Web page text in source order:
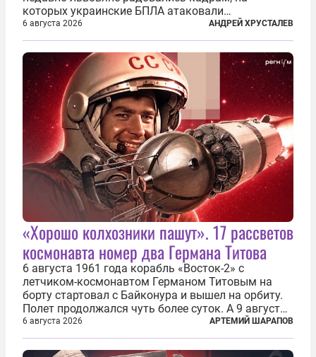
которых украинские БПЛА атаковали
нефтеперерабатывающие предприятия России. В
скором времени оказалось, что в «эту игру можно
играть вдвоем» — российские дроны только за...
6 августа 2026 АНДРЕЙ ХРУСТАЛЕВ
«Хорошо колхозники пашут». 17 рассветов
космонавта номер два Германа Титова
6 августа 1961 года корабль «Восток-2» с
летчиком-космонавтом Германом Титовым на
борту стартовал с Байконура и вышел на орбиту.
Полет продолжался чуть более суток. А 9 августа
второй человек в космосе получил звезду Героя
Советского Союза и орден Ленина. Миссия Титова
зачастую находится несколько...
6 августа 2026 АРТЕМИЙ ШАРАПОВ